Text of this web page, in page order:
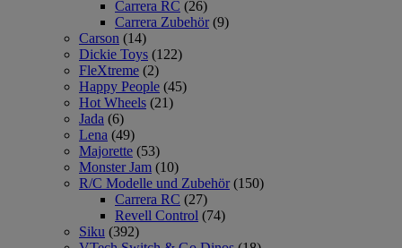
Carrera RC (26)
Carrera Zubehör (9)
Carson (14)
Dickie Toys (122)
FleXtreme (2)
Happy People (45)
Hot Wheels (21)
Jada (6)
Lena (49)
Majorette (53)
Monster Jam (10)
R/C Modelle und Zubehör (150)
Carrera RC (27)
Revell Control (74)
Siku (392)